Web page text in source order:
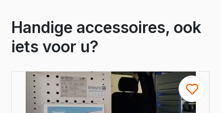
Handige accessoires, ook
iets voor u?